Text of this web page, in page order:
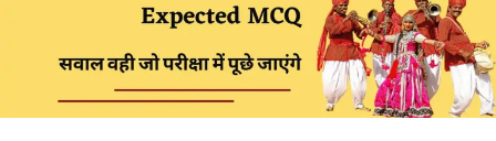
Ans :- (d)
Q. निम्न में से किस सोपान के द्वारा बालक में भाषा का जन्म होता है ?